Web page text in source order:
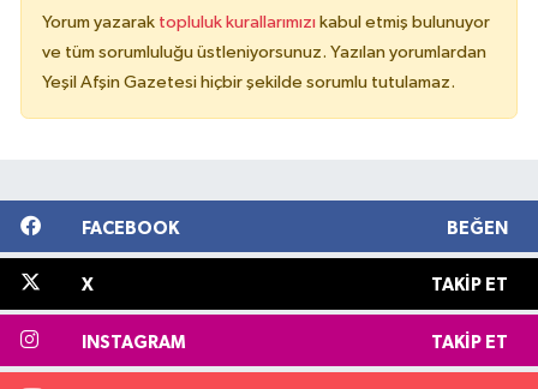
Yorum yazarak topluluk kurallarımızı kabul etmiş bulunuyor
ve tüm sorumluluğu üstleniyorsunuz. Yazılan yorumlardan
Yeşil Afşin Gazetesi hiçbir şekilde sorumlu tutulamaz.
FACEBOOK BEĞEN
X TAKIP ET
INSTAGRAM TAKIP ET